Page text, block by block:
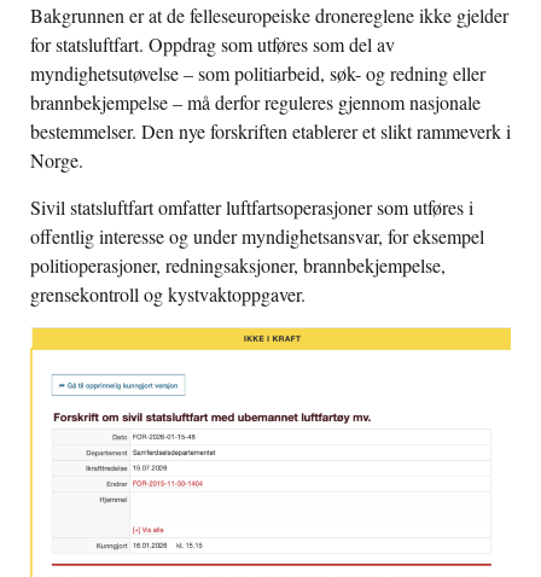
Bakgrunnen er at de felleseuropeiske dronereglene ikke gjelder
for statsluftfart. Oppdrag som utføres som del av
myndighetsutøvelse – som politiarbeid, søk- og redning eller
brannbekjempelse – må derfor reguleres gjennom nasjonale
bestemmelser. Den nye forskriften etablerer et slikt rammeverk i
Norge.
Sivil statsluftfart omfatter luftfartsoperasjoner som utføres i
offentlig interesse og under myndighetsansvar, for eksempel
politioperasjoner, redningsaksjoner, brannbekjempelse,
grensekontroll og kystvaktoppgaver.